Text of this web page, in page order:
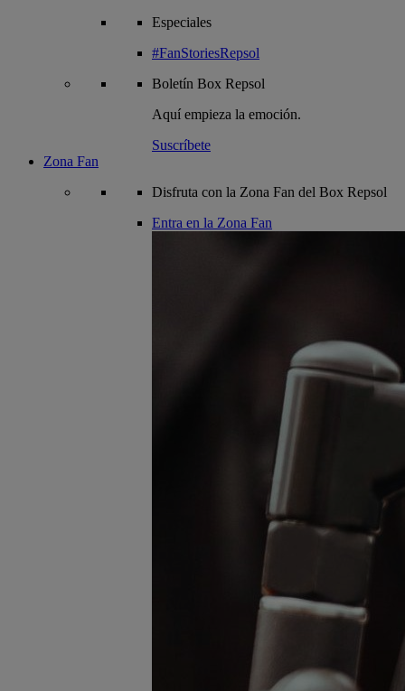
Especiales
#FanStoriesRepsol
Boletín Box Repsol
Aquí empieza la emoción.
Suscríbete
Zona Fan
Disfruta con la Zona Fan del Box Repsol
Entra en la Zona Fan